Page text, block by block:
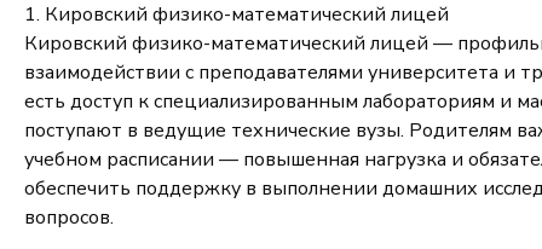
1. Кировский физико-математический лицей
Кировский физико-математический лицей —
взаимодействии с преподавателями университета и
есть доступ к специализированным лабораториям и
поступают в ведущие технические вузы. Родителям
учебном расписании — повышенная нагрузка и
обеспечить поддержку в выполнении домашних
вопросов.